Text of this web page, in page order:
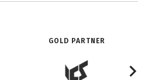
GOLD PARTNER